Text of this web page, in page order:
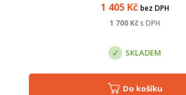
1 405 Kč bez DPH
1 700 Kčs DPH
SKLADEM
Do košíku